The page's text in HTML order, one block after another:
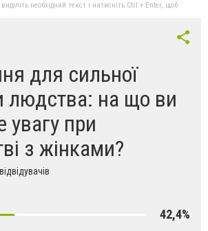
необхідний текст і натисніть Ctrl + Enter, щоб
для сильної
людства: на що ви
увагу при
з жінками?
42,4%